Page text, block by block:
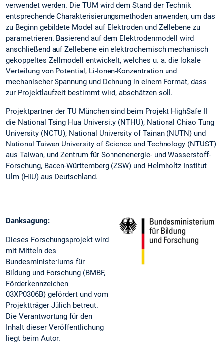
verwendet werden. Die TUM wird dem Stand der Technik
entsprechende Charakterisierungsmethoden anwenden, um das
zu Beginn gebildete Model auf Elektroden und Zellebene zu
parametrieren. Basierend auf dem Elektrodenmodell wird
anschließend auf Zellebene ein elektrochemisch mechanisch
gekoppeltes Zellmodell entwickelt, welches u. a. die lokale
Verteilung von Potential, Li-Ionen-Konzentration und
mechanischer Spannung und Dehnung in einem Format, dass
zur Projektlaufzeit bestimmt wird, abschätzen soll.
Projektpartner der TU München sind beim Projekt HighSafe II
die National Tsing Hua University (NTHU), National Chiao Tung
University (NCTU), National University of Tainan (NUTN) und
National Taiwan University of Science and Technology (NTUST)
aus Taiwan, und Zentrum für Sonnenenergie- und Wasserstoff-
Forschung, Baden-Württemberg (ZSW) und Helmholtz Institut
Ulm (HIU) aus Deutschland.
Danksagung:
Dieses Forschungsprojekt wird
mit Mitteln des
Bundesministeriums für
Bildung und Forschung (BMBF,
Förderkennzeichen
03XP0306B) gefördert und vom
Projektträger Jülich betreut.
Die Verantwortung für den
Inhalt dieser Veröffentlichung
liegt beim Autor.